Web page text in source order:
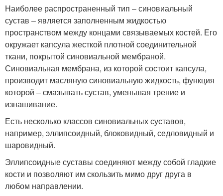
Наиболее распространенный тип – синовиальный
сустав – является заполненным жидкостью
пространством между концами связываемых костей. Его
окружает капсула жесткой плотной соединительной
ткани, покрытой синовиальной мембраной.
Синовиальная мембрана, из которой состоит капсула,
производит масляную синовиальную жидкость, функция
которой – смазывать сустав, уменьшая трение и
изнашивание.
Есть несколько классов синовиальных суставов,
например, эллипсоидный, блоковидный, седловидный и
шаровидный.
Эллипсоидные суставы соединяют между собой гладкие
кости и позволяют им скользить мимо друг друга в
любом направлении.